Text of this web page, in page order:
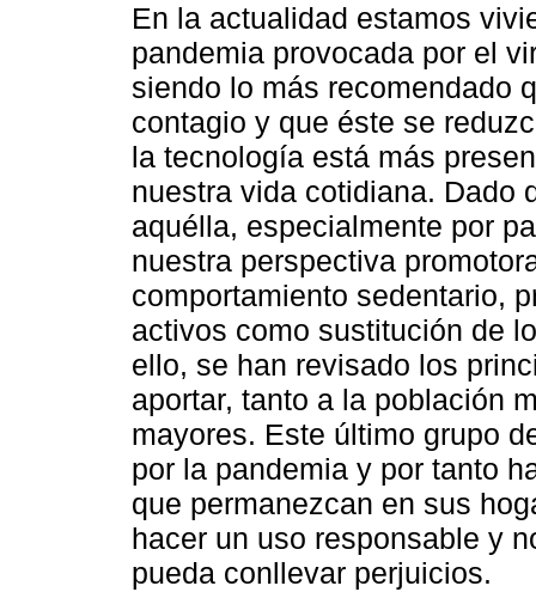
En la actualidad estamos
pandemia provocada por el
siendo lo más recomendado
contagio y que éste se
la tecnología está más
nuestra vida cotidiana. Dado
aquélla, especialmente por
nuestra perspectiva
comportamiento sedentario,
activos como sustitución de
ello, se han revisado los
aportar, tanto a la población
mayores. Este último grupo
por la pandemia y por tanto
que permanezcan en sus
hacer un uso responsable y
pueda conllevar perjuicios.